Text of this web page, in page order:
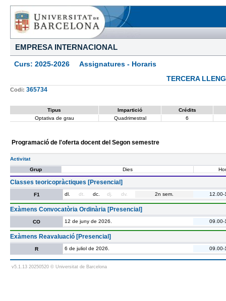
EMPRESA INTERNACIONAL
Curs: 2025-2026 Assignatures - Horaris
TERCERA
Codi: 365734
Tipus Impartició
Crédits
Optativa de grau
Quadrimestral 6
Programació de l'oferta docent del Segon semestre
Activitat
Grup
Dies
Classes teoricopràctiques [Presencial]
F1 dl. dt. dc. dj. dv. 2n sem. 12.00-
Exàmens Convocatòria Ordinària [Presencial]
CO 12 de juny de 2026. 09.00-
Exàmens Reavaluació [Presencial]
R 6 de juliol de 2026. 09.00-
v5.1.13 20250520 © Universitat de Barcelona